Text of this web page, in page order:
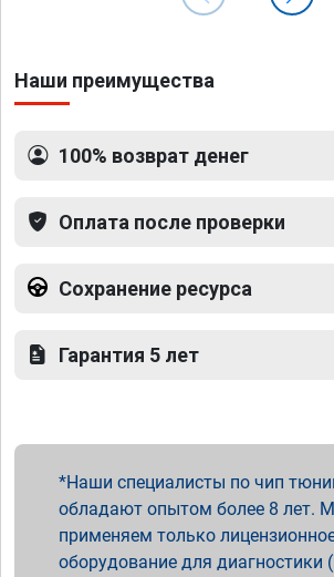
Наши преимущества
100% возврат денег
Оплата после проверки
Сохранение ресурса
Гарантия 5 лет
Наши специалисты по чип
обладают опытом более 8 лет.
применяем только
оборудование для диагностики